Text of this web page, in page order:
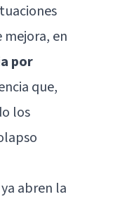
mejora, en
por
que,
los
abren la